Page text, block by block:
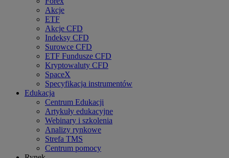
Akcje
ETF
Akcje CFD
Indeksy CFD
Surowce CFD
ETF Fundusze CFD
Kryptowaluty CFD
SpaceX
Specyfikacja instrumentów
Edukacja
Centrum Edukacji
Artykuły edukacyjne
Webinary i szkolenia
Analizy rynkowe
Strefa TMS
Centrum pomocy